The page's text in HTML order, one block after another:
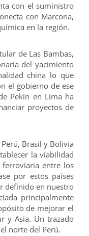
con el suministro
con Marcona,
en la región.
de Las Bambas,
del yacimiento
china lo que
el gobierno de ese
Pekín en Lima ha
proyectos de
Brasil y Bolivia
la viabilidad
entre los
por estos países
definido en nuestro
principalmente
de mejorar el
y Asia. Un trazado
norte del Perú.